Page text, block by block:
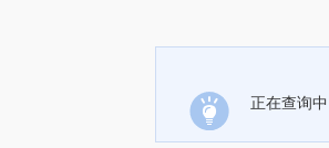
正在查询